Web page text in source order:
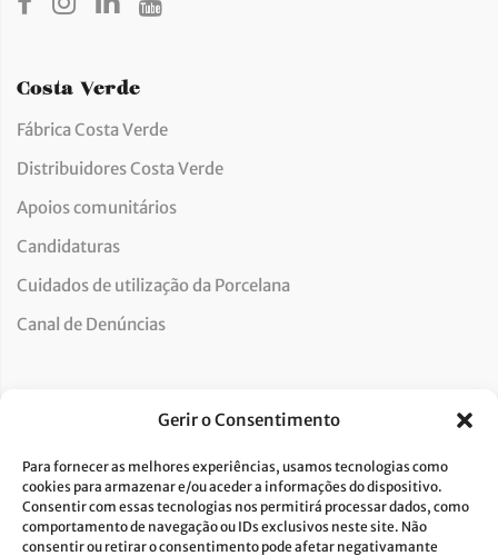
Gerir o Consentimento
Para fornecer as melhores experiências, usamos tecnologias como
cookies para armazenar e/ou aceder a informações do dispositivo.
Consentir com essas tecnologias nos permitirá processar dados, como
comportamento de navegação ou IDs exclusivos neste site. Não
consentir ou retirar o consentimento pode afetar negativamante
Costa Verde
Fábrica Costa Verde
Distribuidores Costa Verde
Apoios comunitários
Candidaturas
Cuidados de utilização da Porcelana
Canal de Denúncias
Apoio ao Cliente
Contactos
Envios e pagamentos
Trocas e devoluções